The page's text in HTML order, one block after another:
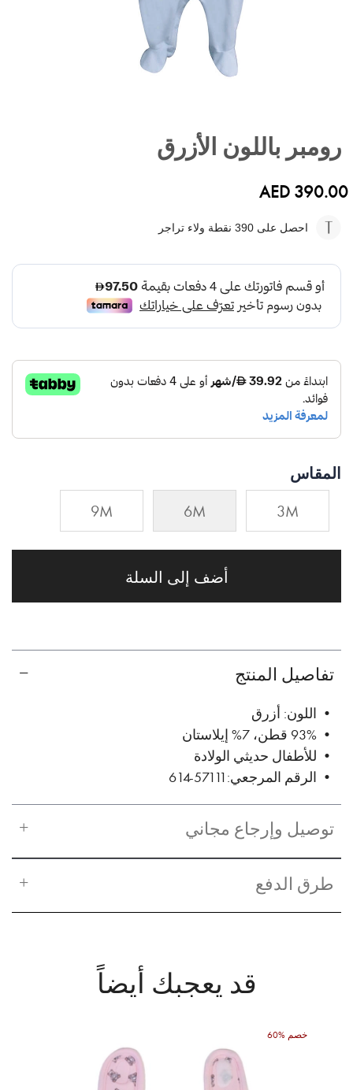
بداية
معرض
رومبر باللون الأزرق
AED 390.00
احصل على 390 نقطة ولاء تراجر
المقاس
3M
6M
9M
أضف إلى السلة
تفاصيل المنتج
• اللون: أزرق
• 93% قطن، 7% إيلاستان
• للأطفال حديثي الولادة
• الرقم المرجعي: 57111-614
توصيل وإرجاع مجاني
طرق الدفع
قد يعجبك أيضاً
60% خصم